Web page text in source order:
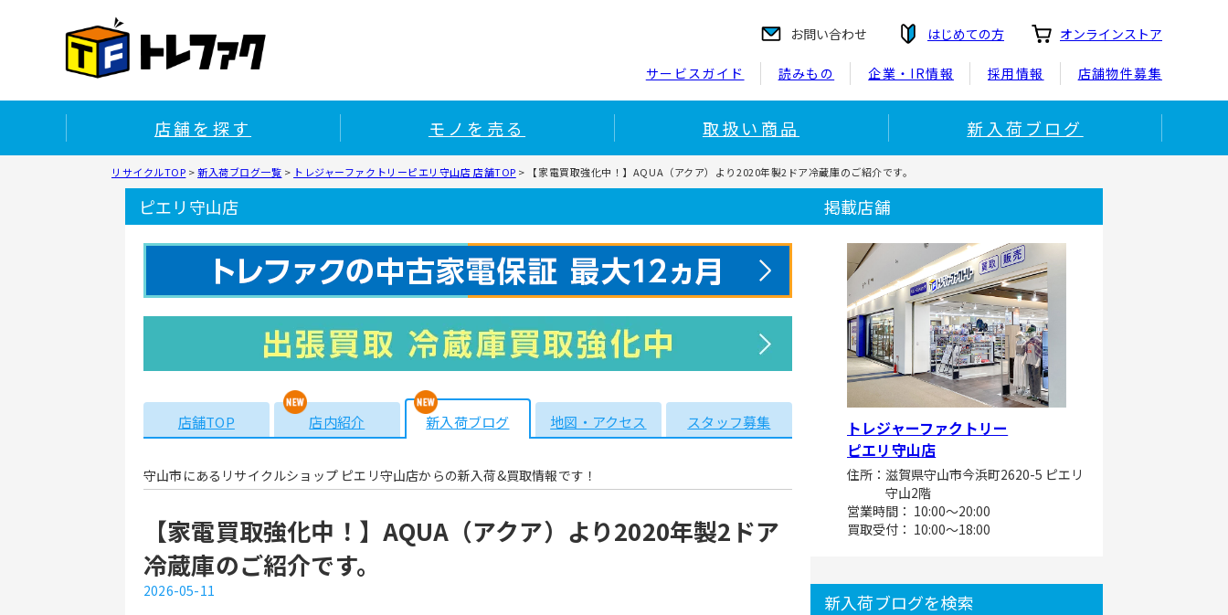
お問い合わせ はじめての方 オンラインストア
サービスガイド 読みもの 企業・IR情報 採用情報 店舗物件募集
店舗を探す モノを売る 取扱い商品 新入荷ブログ
リサイクルTOP >新入荷ブログ一覧 > トレジャーファクトリーピエリ守山店 店舗TOP > 【家電買取強化中！】AQUA（アクア）より2020年製2ドア冷蔵庫のご紹介です。
ピエリ守山店
店舗TOP 店内紹介 新入荷ブログ 地図・アクセス スタッフ募集
守山市にあるリサイクルショップ ピエリ守山店からの新入荷&買取情報です！
【家電買取強化中！】AQUA（アクア）より2020年製2ドア
冷蔵庫のご紹介です。
2026-05-11
掲載店舗
トレジャーファクトリー
ピエリ守山店
住所：滋賀県守山市今浜町2620-5 ピエリ
守山2階
営業時間： 10:00～20:00
買取受付： 10:00～18:00
新入荷ブログを検索